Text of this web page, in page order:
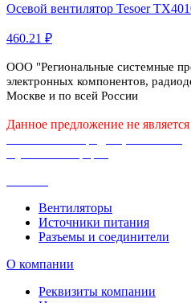
Осевой вентилятор Tesoer
460.21 ₽
ООО "Региональные системные
электронных компонентов,
Москве и по всей России
Данное предложение не
Вентиляторы
Источники питания
Разъемы и соединители
О компании
Реквизиты компании